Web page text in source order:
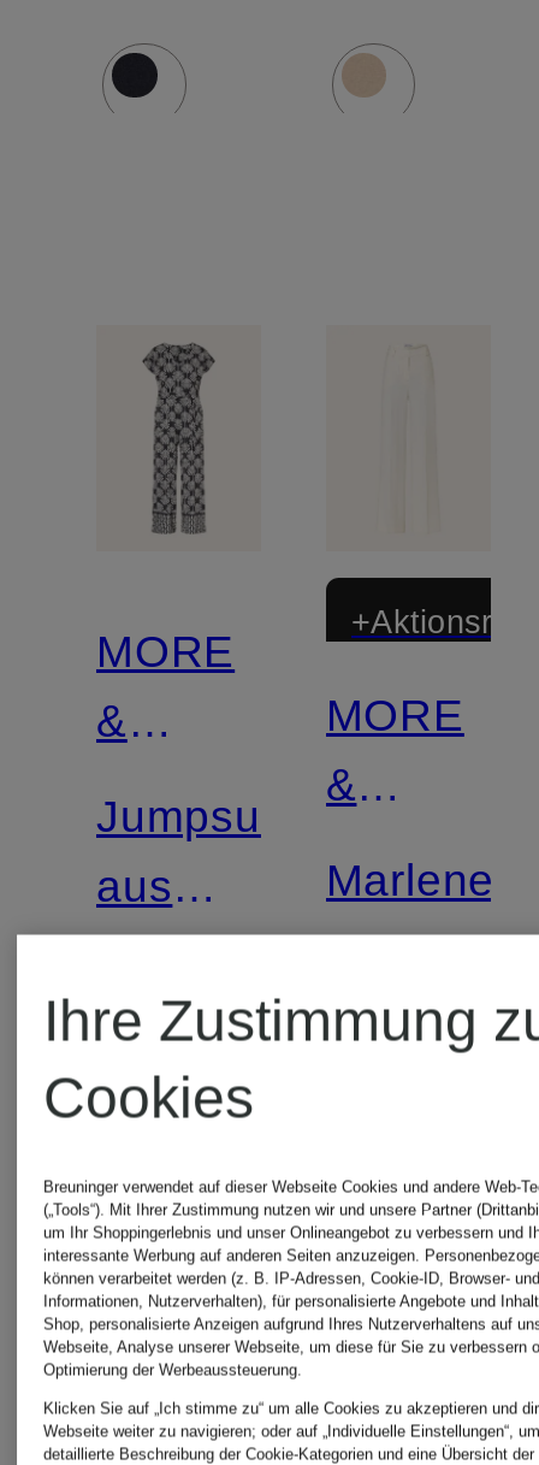
MORE
&
MORE
Jumpsuit
aus
99,99 €
Zertifiziert
MORE
&
MORE
99,99 €
Ihre Zustimmung
Cookies
Breuninger verwendet auf dieser Webseite Cookies und andere Web-
(„Tools“). Mit Ihrer Zustimmung nutzen wir und unsere Partner
um Ihr Shoppingerlebnis und unser Onlineangebot zu verbessern und
interessante Werbung auf anderen Seiten anzuzeigen.
können verarbeitet werden (z. B. IP-Adressen, Cookie-ID, Browser-
Informationen, Nutzerverhalten), für personalisierte Angebote und
Shop, personalisierte Anzeigen aufgrund Ihres Nutzerverhaltens auf
Webseite, Analyse unserer Webseite, um diese für Sie zu verbessern
Optimierung der Werbeaussteuerung.
Klicken Sie auf „Ich stimme zu“ um alle Cookies zu akzeptieren und
Webseite weiter zu navigieren; oder auf „Individuelle Einstellungen“,
detaillierte Beschreibung der Cookie-Kategorien und eine Übersicht